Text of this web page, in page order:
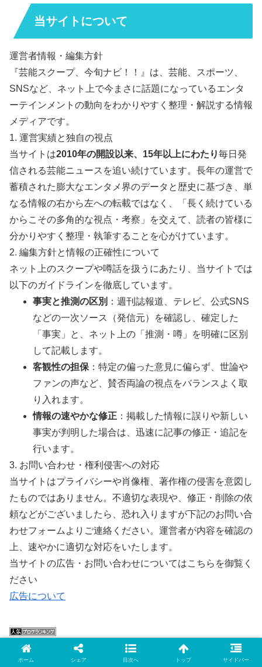
当サイトについて
運営者情報・編集方針
『芸能スクープ、今旬ナビ！！』は、芸能、スポーツ、
SNSなど、ネット上で今まさに話題になっているエンタ
ーテインメントの動向をわかりやすく整理・解説する情報
メディアです。
1. 運営実績と独自の視点
当サイトは2010年の開設以来、15年以上にわたり毎日発
信される芸能ニュースを追い続けています。長年の運営で
蓄積された膨大なエンタメ界のデータと歴史に基づき、単
なる情報の右から左への転載ではなく、「長く続けている
からこその多角的な視点・考察」を交えて、読者の皆様に
分かりやすく整理・執筆することを心がけています。
2. 編集方針と情報の正確性について
ネット上のスクープや噂話を扱うにあたり、当サイトでは
以下のガイドラインを徹底しています。
事実と推測の区別 ：週刊誌報道、テレビ、公式SNS
などの一次ソース（発信元）を確認し、確定した
「事実」と、ネット上の「推測・噂」を明確に区別
して記載します。
客観性の担保 ：特定の偏った意見に偏らず、世論や
ファンの声など、賛否両論の視点をバランスよく取
り入れます。
情報の速やかな修正 ：掲載した情報に誤りや新しい
事実が判明した場合は、迅速に記事の修正・追記を
行います。
3. お問い合わせ・権利侵害への対応
当サイトはプライバシーや肖像権、著作権の侵害を意図し
たものではありません。不適切な表現や、修正・削除の依
頼などがございましたら、恐れ入りますが下記のお問い合
わせフォームよりご連絡ください。運営者が内容を確認の
上、速やかに適切な対応をいたします。
当サイトの広告・お問い合わせについてはこちらを御覧く
ださい
広告について
ホーム シェア 目次へ トップ サイドバー